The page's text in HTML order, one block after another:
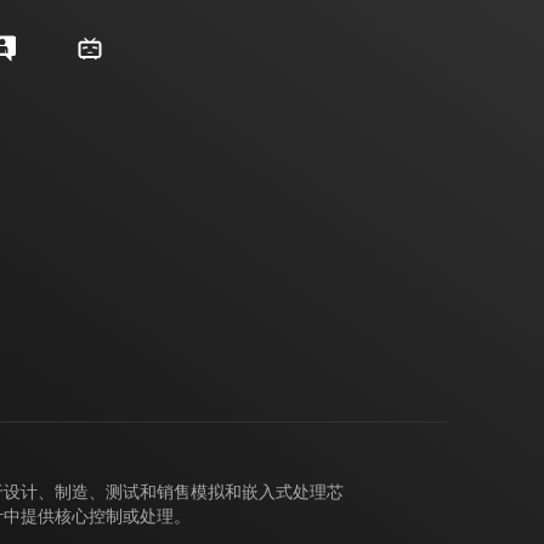
计、制造、测试和销售模拟和嵌入式处理芯
提供核心控制或处理。